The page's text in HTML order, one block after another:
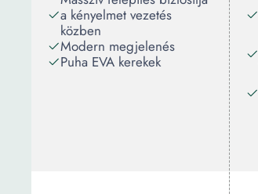
a kényelmet vezetés
közben
Modern megjelenés
Puha EVA kerekek